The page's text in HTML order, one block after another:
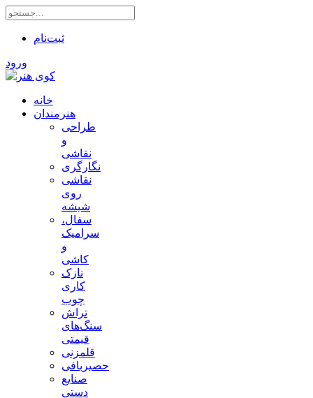
ثبت‌نام
ورود
خانه
هنرمندان
طراحی
و
نقاشی
نگارگری
نقاشی
روی
شیشه
سفال،
سرامیک
و
کاشی
نازک
کاری
چوب
تراش
سنگ‌های
قیمتی
قلمزنی
حصیربافی
صنایع
دستی